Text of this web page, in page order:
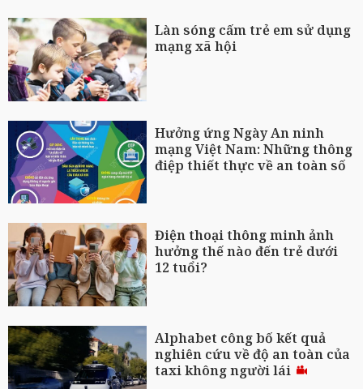
Làn sóng cấm trẻ em sử dụng
mạng xã hội
Hưởng ứng Ngày An ninh
mạng Việt Nam: Những thông
điệp thiết thực về an toàn số
Điện thoại thông minh ảnh
hưởng thế nào đến trẻ dưới
12 tuổi?
Alphabet công bố kết quả
nghiên cứu về độ an toàn của
taxi không người lái